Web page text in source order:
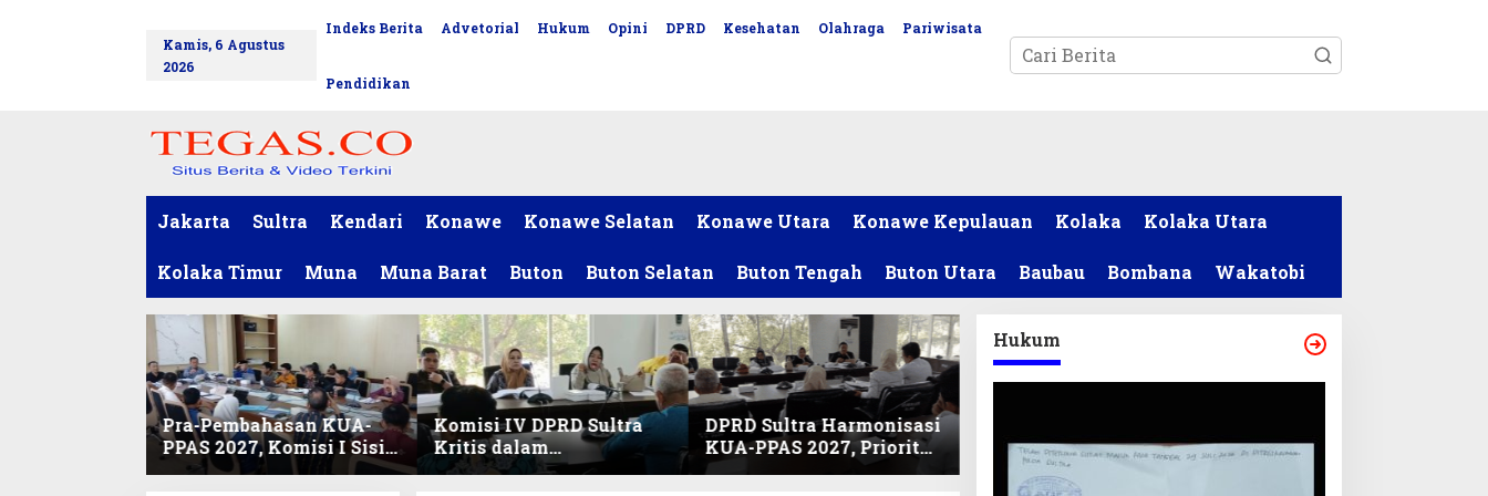
Kamis, 6 Agustus
2026
Indeks Berita Advetorial Hukum Opini DPRD Kesehatan Olahraga Pariwisata
Pendidikan
Jakarta Sultra Kendari Konawe Konawe Selatan Konawe Utara Konawe Kepulauan Kolaka Kolaka Utara
Kolaka Timur Muna Muna Barat Buton Buton Selatan Buton Tengah Buton Utara Baubau Bombana Wakatobi
Pra-Pembahasan KUA-
PPAS 2027, Komisi I Sisir
Program Prioritas
Komisi IV DPRD Sultra
Kritis dalam
Harmonisasi KUA-PPAS
DPRD Sultra Harmonisasi
KUA-PPAS 2027, Prioritas
Pendidikan, Kebudayaan,
Hukum